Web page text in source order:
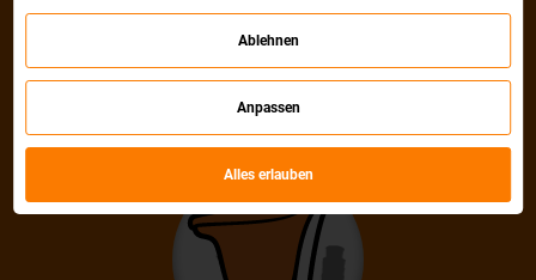
Entschuldigung, diese Ticket für die
Stadt ist nicht mehr verfügbar
Ablehnen
Anpassen
Alles erlauben